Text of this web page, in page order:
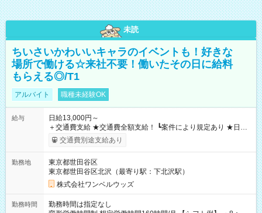
未読
ちいさいかわいいキャラのイベントも！好きな
場所で働ける☆来社不要！働いたその日に給料
もらえる◎/T1
アルバイト 職種未経験OK
給与
日給13,000円～
＋交通費支給 ★交通費全額支給！ ┗案件により規定あり ★日払
いOK！（規定あり） ┗働いたその日に現金GET♪ お仕事後はコ
ンビニATMから 日払い分を引き落とせます！ 【試用期間】試
交通費別途支給あり
勤務地
東京都世田谷区
東京都世田谷区北沢（最寄り駅：下北沢駅）
株式会社ワンベルウッズ
勤務時間
勤務時間は指定なし